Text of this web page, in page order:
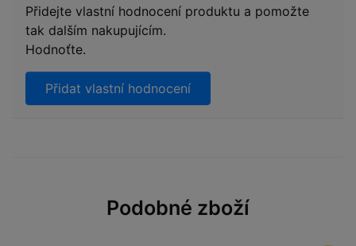
Přidejte vlastní hodnocení produktu a pomožte
tak dalším nakupujícím.
Hodnoťte.
Přidat vlastní hodnocení
Podobné zboží